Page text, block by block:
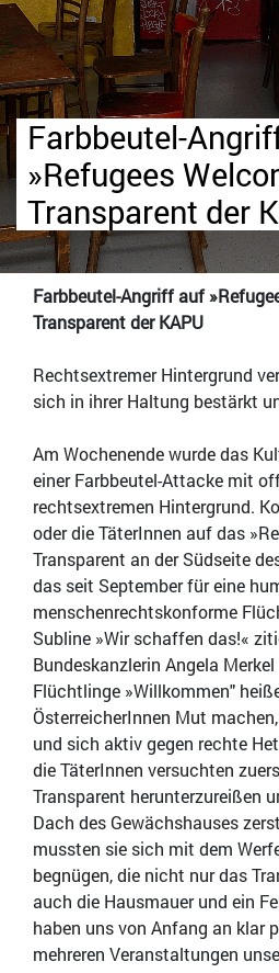
Farbbeutel-
»Refugees
Transparent der
Farbbeutel-Angriff auf
Transparent der KAPU
Rechtsextremer Hintergrund
sich in ihrer Haltung bestärkt
Am Wochenende wurde das
einer Farbbeutel-Attacke mit
rechtsextremen Hintergrund.
oder die TäterInnen auf das
Transparent an der Südseite
das seit September für eine
menschenrechtskonforme
Subline »Wir schaffen das!«
Bundeskanzlerin Angela
Flüchtlinge »Willkommen"
ÖsterreicherInnen Mut
und sich aktiv gegen rechte
die TäterInnen versuchten
Transparent herunterzureißen
Dach des Gewächshauses
mussten sie sich mit dem
begnügen, die nicht nur das
auch die Hausmauer und ein
haben uns von Anfang an klar
mehreren Veranstaltungen